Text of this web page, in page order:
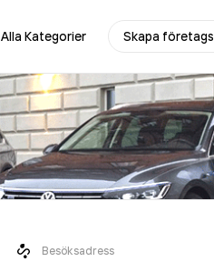
Alla Kategorier Skapa
Besöksadress